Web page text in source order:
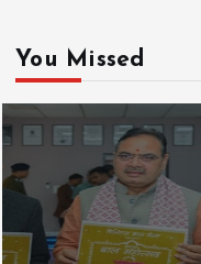
You Missed